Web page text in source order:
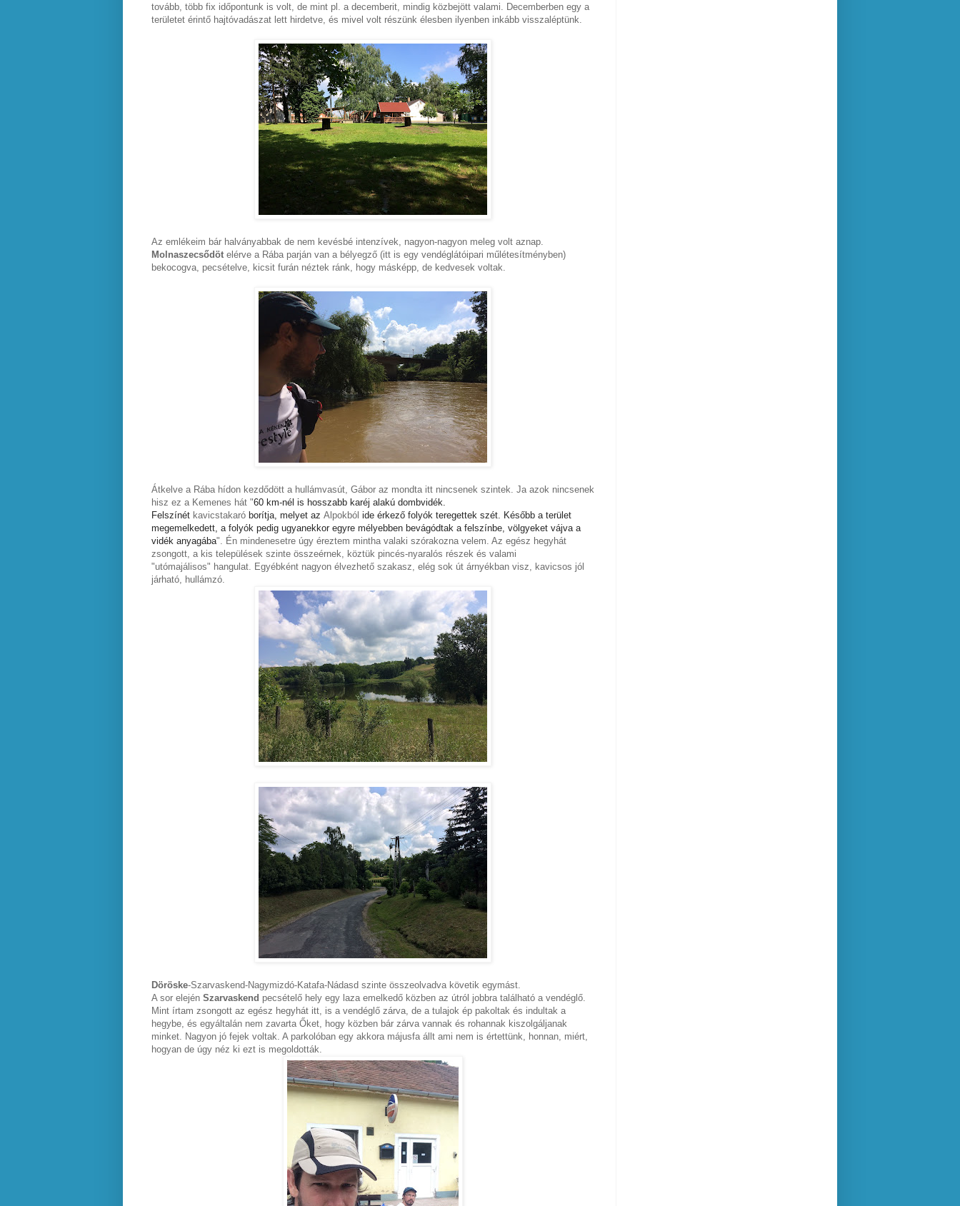
tovább, több fix időpontunk is volt, de mint pl. a decemberit, mindig közbejött valami. Decemberben egy a
területet érintő hajtóvadászat lett hirdetve, és mivel volt részünk élesben ilyenben inkább visszaléptünk.
Az emlékeim bár halványabbak de nem kevésbé intenzívek, nagyon-nagyon meleg volt aznap.
Molnaszecsődöt elérve a Rába parján van a bélyegző (itt is egy vendéglátóipari műlétesítményben)
bekocogva, pecsételve, kicsit furán néztek ránk, hogy másképp, de kedvesek voltak.
Átkelve a Rába hídon kezdődött a hullámvasút, Gábor az mondta itt nincsenek szintek. Ja azok nincsenek
hisz ez a Kemenes hát "60 km-nél is hosszabb karéj alakú dombvidék.
Felszínét kavicstakaró borítja, melyet az Alpokból ide érkező folyók teregettek szét. Később a terület
megemelkedett, a folyók pedig ugyanekkor egyre mélyebben bevágódtak a felszínbe, völgyeket vájva a
vidék anyagába". Én mindenesetre úgy éreztem mintha valaki szórakozna velem. Az egész hegyhát
zsongott, a kis települések szinte összeérnek, köztük pincés-nyaralós részek és valami
"utómajálisos" hangulat. Egyébként nagyon élvezhető szakasz, elég sok út árnyékban visz, kavicsos jól
járható, hullámzó.
Döröske-Szarvaskend-Nagymizdó-Katafa-Nádasd szinte összeolvadva követik egymást.
A sor elején Szarvaskend pecsételő hely egy laza emelkedő közben az útról jobbra található a vendéglő.
Mint írtam zsongott az egész hegyhát itt, is a vendéglő zárva, de a tulajok ép pakoltak és indultak a
hegybe, és egyáltalán nem zavarta Őket, hogy közben bár zárva vannak és rohannak kiszolgáljanak
minket. Nagyon jó fejek voltak. A parkolóban egy akkora májusfa állt ami nem is értettünk, honnan, miért,
hogyan de úgy néz ki ezt is megoldották.